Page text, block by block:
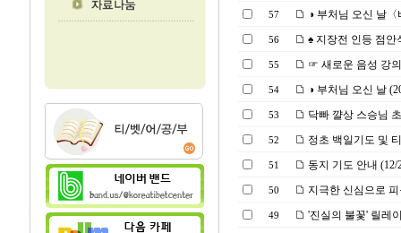
57 ◑ 부처님 오신 날
56 ♠ 지장전 인등 점안
55 ☞ 새로운 음성 강
54 ◑ 부처님 오신 날
53 닥빠 꺌상 스승님
52 정초 백일기도 및
51 동지 기도 안내 (12/
50 지극한 신심으로
49 '진실의 불꽃' 릴레